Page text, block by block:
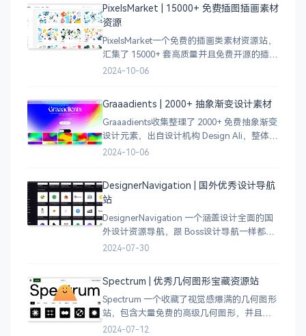
计，应
PixelsMarket | 15000+ 免费插图插画素材
资源
PixelsMarket一个免费的插画类素材资源站，
汇集了 15000+ 套高质量并且免费开源的插图
插画和图标资源。
2024-10-06
Graaadients | 2000+ 抽象渐变设计素材
Graaadients收集整理了 2000+ 免费抽象渐变
设计元素，出自设计机构 Design Ali，整体渐
变色比较鲜艳，更像是 AI 生成的元素，需要
2024-10-06
DesignerNavigation | 国外优秀设计导航
站
DesignerNavigation 一个涵盖设计全面的国
外设计资源导航，跟 Boss设计导航一样都是
分门别类的划分设计灵感、资讯、UI 资源、
2024-07-30
Spectrum | 优秀几何图形宝藏资源站
Spectrum 一个收藏了视觉感爆满的几何图形
站，包含大量免费的高级几何图形，并且每
周都会更新 100 个几何图案，不断的完善能
2024-07-12